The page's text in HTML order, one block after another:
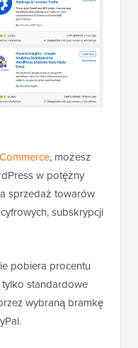
, możesz
w potężny
sprzedaż towarów
subskrypcji
pobiera procentu
tylko standardowe
wybraną bramkę